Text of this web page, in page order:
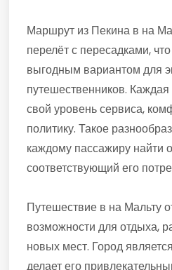
Маршрут из Пекина в на
перелёт с пересадками,
выгодным вариантом для
путешественников. Каждая
свой уровень сервиса,
политику. Такое
каждому пассажиру найти
соответствующий его
Путешествие в на Мальту
возможности для отдыха,
новых мест. Город
делает его